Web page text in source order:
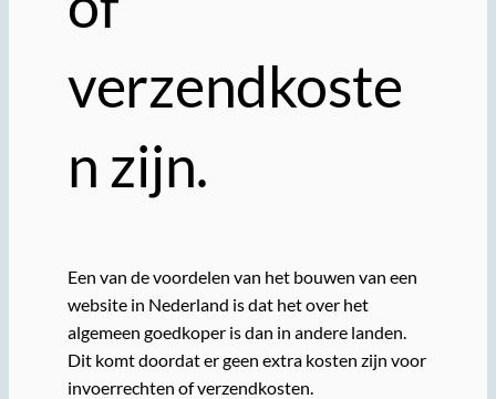
verzendkoste
n zijn.
Een van de voordelen van het bouwen van een
website in Nederland is dat het over het
algemeen goedkoper is dan in andere landen.
Dit komt doordat er geen extra kosten zijn voor
invoerrechten of verzendkosten.